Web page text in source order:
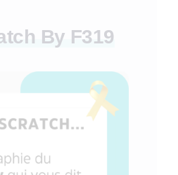
By F319